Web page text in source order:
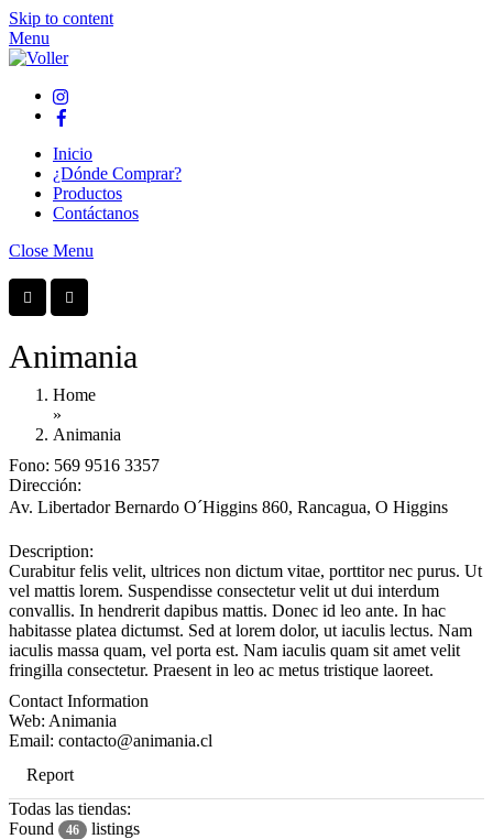
Skip to content
Menu
Inicio
¿Dónde Comprar?
Productos
Contáctanos
Close Menu
Animania
Home
»
Animania
Fono: 569 9516 3357
Dirección:
Av. Libertador Bernardo O´Higgins 860, Rancagua, O Higgins
Description:
Curabitur felis velit, ultrices non dictum vitae, porttitor nec purus. Ut
vel mattis lorem. Suspendisse consectetur velit ut dui interdum
convallis. In hendrerit dapibus mattis. Donec id leo ante. In hac
habitasse platea dictumst. Sed at lorem dolor, ut iaculis lectus. Nam
iaculis massa quam, vel porta est. Nam iaculis quam sit amet velit
fringilla consectetur. Praesent in leo ac metus tristique laoreet.
Contact Information
Web: Animania
Email: contacto@animania.cl
Report
Todas las tiendas:
Found
46 listings